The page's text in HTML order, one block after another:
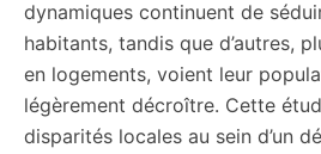
dynamiques continuent de
habitants, tandis que d’autres,
en logements, voient leur
légèrement décroître. Cette
disparités locales au sein d’un